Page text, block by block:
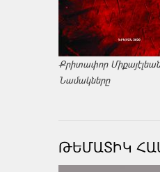
Քրիտափոր
Նամակները
ԹԵՄԱՏԻԿ